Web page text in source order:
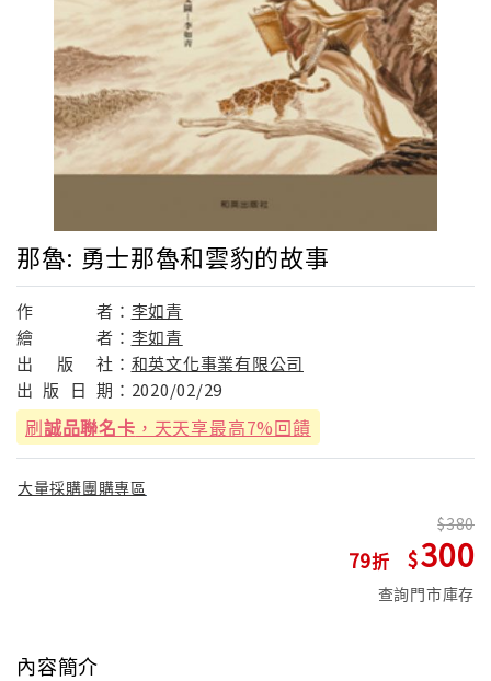
那魯: 勇士那魯和雲豹的故事
作 者： 李如青
繪
者： 李如青
出
版 社： 和英文化事業有限公司
出 版 日 期： 2020/02/29
刷誠品聯名卡 ，天天享最高7%回饋
大量採購團購專區
79
380
300
查詢門市庫存
內容簡介